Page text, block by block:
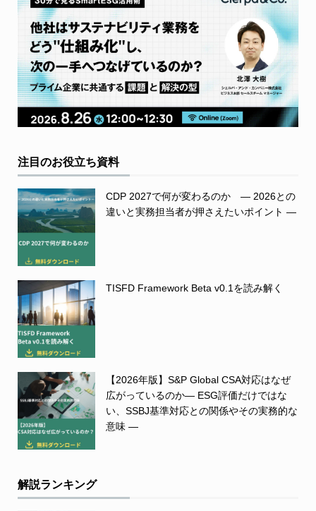
注目のお役立ち資料
CDP 2027で何が変わるのか ― 2026との
違いと実務担当者が押さえたいポイント ―
TISFD Framework Beta v0.1を読み解く
【2026年版】S&P Global CSA対応はなぜ
広がっているのか― ESG評価だけではな
い、SSBJ基準対応との関係やその実務的な
意味 ―
解説ランキング